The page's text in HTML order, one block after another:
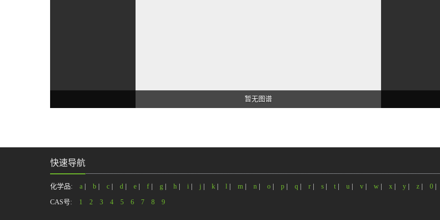
暂无图谱
快速导航
化学品: a b c d e f g h i j k l m n o p q r s t u v w x y z 0
CAS号: 1 2 3 4 5 6 7 8 9